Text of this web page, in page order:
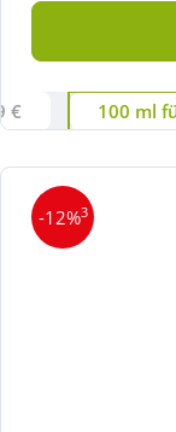
€ 100 ml
-12%3